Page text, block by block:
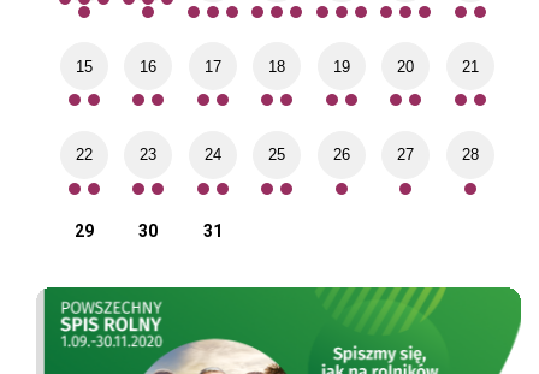
15 16 17 18 19 20 21
22 23 24 25 26 27 28
29 30 31
Spis rolny